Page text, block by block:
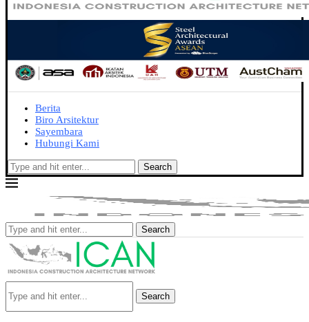
Berita
Biro Arsitektur
Sayembara
Hubungi Kami
Search
Search
Search